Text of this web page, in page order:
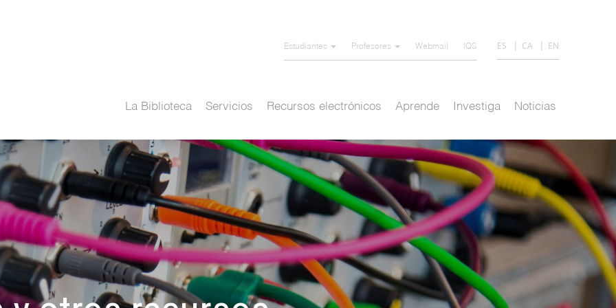
Estudiantes Profesores Webmail IQS ES CA EN
La Biblioteca Servicios Recursos electrónicos Aprende Investiga Noticias